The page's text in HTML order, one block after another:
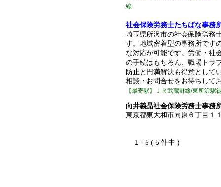
線
社会保険労務士たちばな事務
埼玉県所沢市の社会保険労務
す。地域密着型の事務所です
な対応が可能です。労働・社
の手続はもちろん、職場トラ
防止と円満解決も得意として
相談・お問合せをお待ちして
【最寄駅】ＪＲ武蔵野線/東所沢駅
向井義晶社会保険労務士事務
東京都東大和市向原６丁目１
1 - 5 ( 5 件中 )